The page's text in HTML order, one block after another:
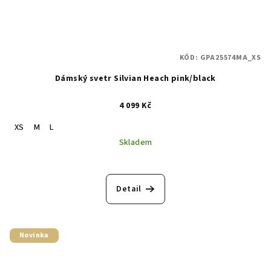
Dámský svetr Silvian Heach pink/black
4 099 Kč
XS
M
L
Skladem
Detail
KÓD: GPA25574MA_XS
Novinka